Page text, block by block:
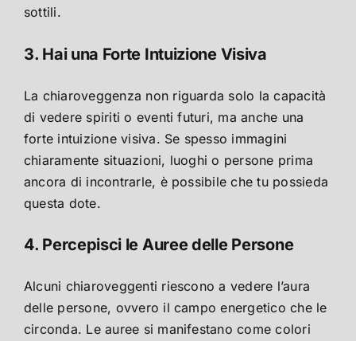
sottili.
3. Hai una Forte Intuizione Visiva
La chiaroveggenza non riguarda solo la capacità
di vedere spiriti o eventi futuri, ma anche una
forte intuizione visiva. Se spesso immagini
chiaramente situazioni, luoghi o persone prima
ancora di incontrarle, è possibile che tu possieda
questa dote.
4. Percepisci le Auree delle Persone
Alcuni chiaroveggenti riescono a vedere l’aura
delle persone, ovvero il campo energetico che le
circonda. Le auree si manifestano come colori